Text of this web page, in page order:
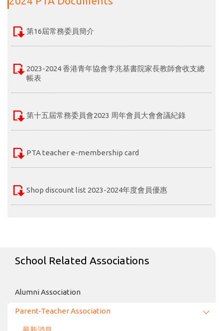
第16屆常務委員簡介
2023-2024 香港青年協會李兆基書院家長教師會收支總
帳表
第十五屆常務委員會2023 周年會員大會會議紀錄
PTA teacher e-membership card
Shop discount list 2023-2024年度會員優惠
School Related Associations
Alumni Association
Parent-Teacher Association